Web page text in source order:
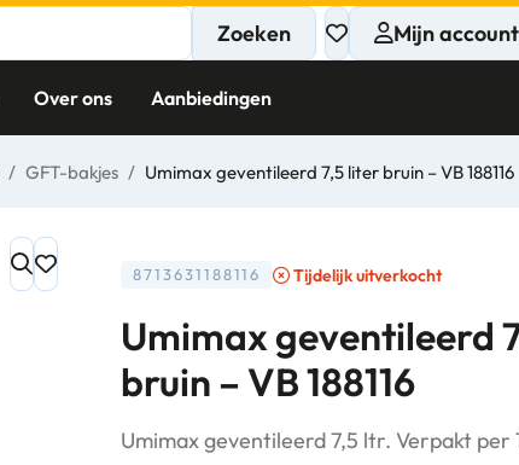
Mijn account
Zoeken
Over ons Aanbiedingen
/ GFT-bakjes / Umimax geventileerd 7,5 liter bruin – VB 188116
8713631188116 Tijdelijk uitverkocht
Umimax geventileerd
bruin – VB 188116
Umimax geventileerd 7,5 ltr. Verpakt per